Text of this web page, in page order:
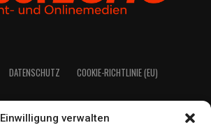
Einwilligung verwalten
DATEN­SCHUTZ COO­KIE-RICH­T­­LI­­NIE (EU)
2021 LeserEcho Verlag